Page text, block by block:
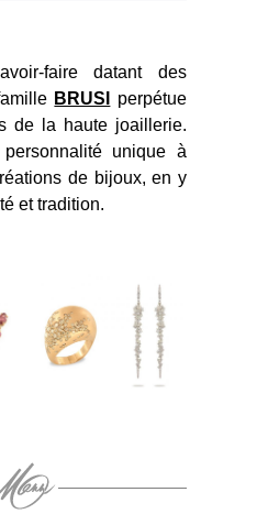
faire datant des
BRUSI
perpétue
de la haute joaillerie.
unique à
de bijoux, en y
et tradition.